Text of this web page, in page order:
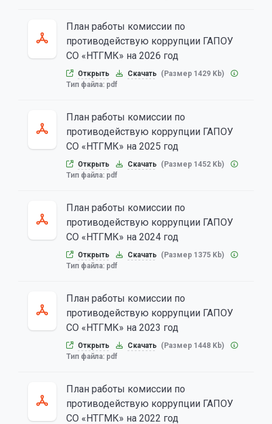
План работы комиссии по
противодействую коррупции ГАПОУ
СО «НТГМК» на 2026 год
Открыть Скачать (Размер 1429 Kb)
Тип файла: pdf
План работы комиссии по
противодействую коррупции ГАПОУ
СО «НТГМК» на 2025 год
Открыть Скачать (Размер 1452 Kb)
Тип файла: pdf
План работы комиссии по
противодействую коррупции ГАПОУ
СО «НТГМК» на 2024 год
Открыть Скачать (Размер 1375 Kb)
Тип файла: pdf
План работы комиссии по
противодействую коррупции ГАПОУ
СО «НТГМК» на 2023 год
Открыть Скачать (Размер 1448 Kb)
Тип файла: pdf
План работы комиссии по
противодействую коррупции ГАПОУ
СО «НТГМК» на 2022 год